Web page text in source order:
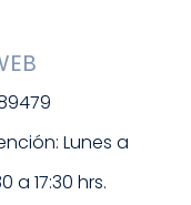
Lunes a
a 17:30 hrs.